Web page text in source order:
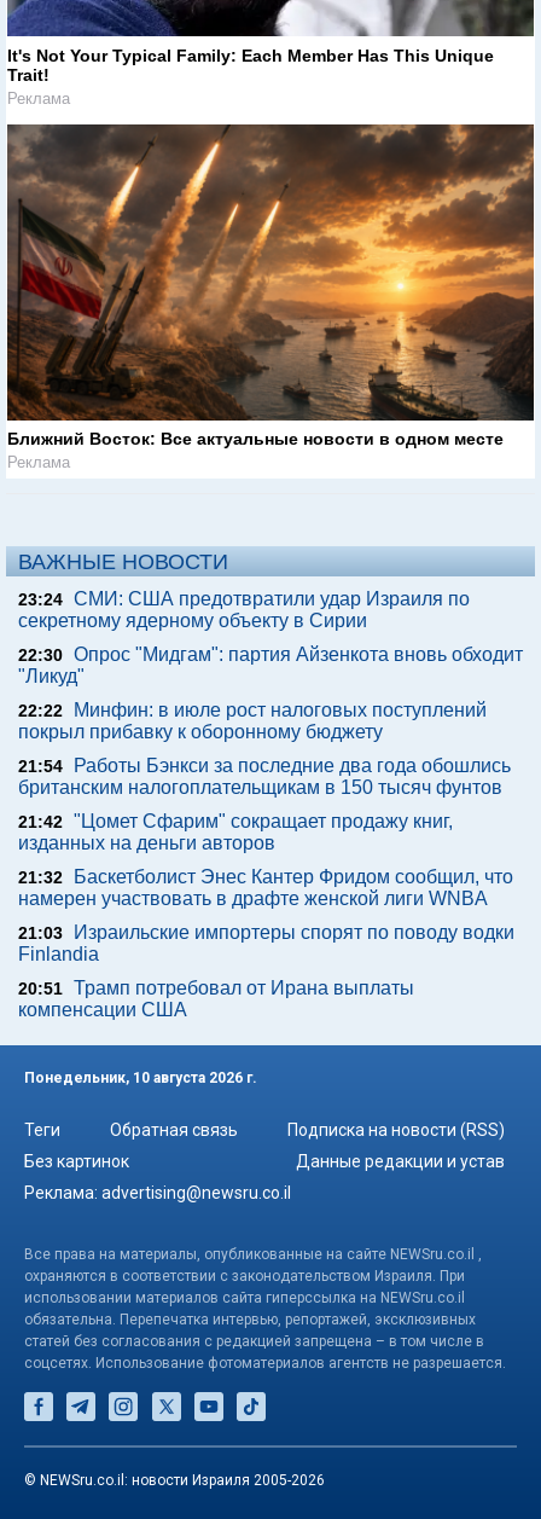
It's Not Your Typical Family: Each Member Has This Unique
Trait!
Реклама
Ближний Восток: Все актуальные новости в одном месте
Реклама
ВАЖНЫЕ НОВОСТИ
23:24 СМИ: США предотвратили удар Израиля по
секретному ядерному объекту в Сирии
22:30 Опрос "Мидгам": партия Айзенкота вновь обходит
"Ликуд"
22:22
Минфин: в июле рост налоговых поступлений
покрыл прибавку к оборонному бюджету
21:54
Работы Бэнкси за последние два года обошлись
британским налогоплательщикам в 150 тысяч фунтов
21:42 "Цомет Сфарим" сокращает продажу книг,
изданных на деньги авторов
21:32
Баскетболист Энес Кантер Фридом сообщил, что
намерен участвовать в драфте женской лиги WNBA
21:03
Израильские импортеры спорят по поводу водки
Finlandia
20:51 Трамп потребовал от Ирана выплаты
компенсации США
Понедельник, 10 августа 2026 г.
Теги Обратная связь
Подписка на новости (RSS)
Без картинок
Данные редакции и устав
Реклама: advertising@newsru.co.il
Все права на материалы, опубликованные на сайте NEWSru.co.il ,
охраняются в соответствии с законодательством Израиля. При
использовании материалов сайта гиперссылка на NEWSru.co.il
обязательна. Перепечатка интервью, репортажей, эксклюзивных
статей без согласования с редакцией запрещена – в том числе в
соцсетях. Использование фотоматериалов агентств не разрешается.
© NEWSru.co.il: новости Израиля 2005-2026